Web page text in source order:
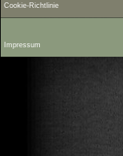
Cookie-Richtlinie
Impressum